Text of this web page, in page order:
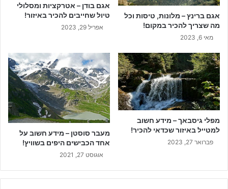
אגם ברינץ – מלונות, טיסות וכל
מה שצריך להכיר במקום!
מאי 6, 2023
אגם בודן – אטרקציות ומסלולי
טיול שחייבים להכיר באיזור!
אפריל 29, 2023
מפלי גיסבאך – מידע חשוב
למטייל באיזור שכדאי להכיר!
פברואר 27, 2023
מעבר סוסטן – מידע חשוב על
אחד הכבישים היפים בשוויץ!
אוגוסט 27, 2021